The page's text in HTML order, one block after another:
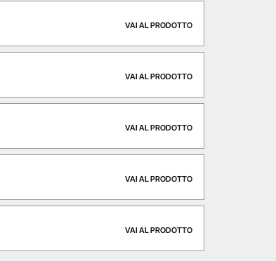
VAI AL PRODOTTO
VAI AL PRODOTTO
VAI AL PRODOTTO
VAI AL PRODOTTO
VAI AL PRODOTTO